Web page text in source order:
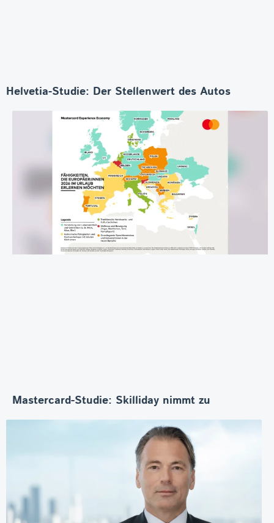
Helvetia-Studie: Der Stellenwert des Autos
Mastercard-Studie: Skilliday nimmt zu